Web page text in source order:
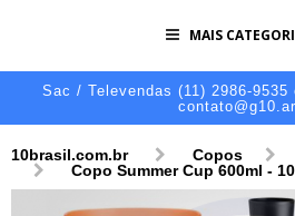
MAIS
Sac / Televendas (11) 2986-9535
10brasil.com.br Copos
Copo Summer Cup 600ml -